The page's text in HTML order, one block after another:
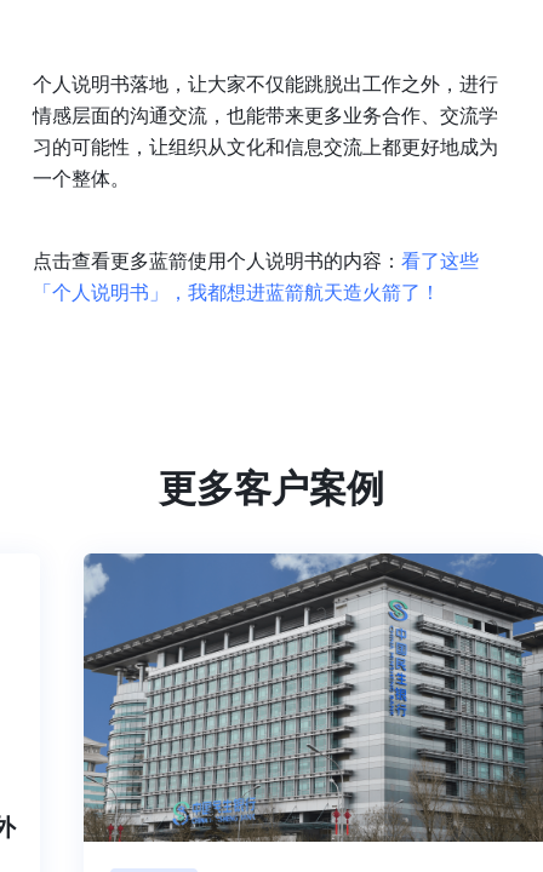
个人说明书落地，让大家不仅能跳脱出工作之外，进行
情感层面的沟通交流，也能带来更多业务合作、交流学
习的可能性，让组织从文化和信息交流上都更好地成为
一个整体。
点击查看更多蓝箭使用个人说明书的内容： 看了这些
「个人说明书」，我都想进蓝箭航天造火箭了！
更多客户案例
外